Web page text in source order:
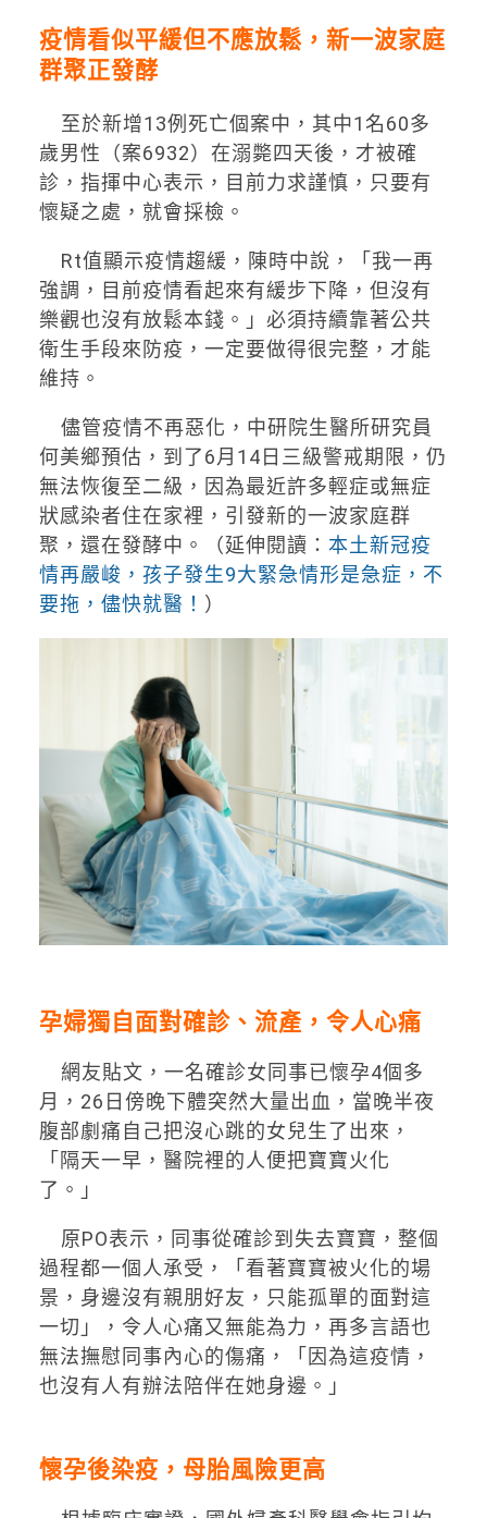
疫情看似平緩但不應放鬆，新一波家庭
群聚正發酵
至於新增13例死亡個案中，其中1名60多
歲男性（案6932）在溺斃四天後，才被確
診，指揮中心表示，目前力求謹慎，只要有
懷疑之處，就會採檢。
Rt值顯示疫情趨緩，陳時中說，「我一再
強調，目前疫情看起來有緩步下降，但沒有
樂觀也沒有放鬆本錢。」必須持續靠著公共
衛生手段來防疫，一定要做得很完整，才能
維持。
儘管疫情不再惡化，中研院生醫所研究員
何美鄉預估，到了6月14日三級警戒期限，仍
無法恢復至二級，因為最近許多輕症或無症
狀感染者住在家裡，引發新的一波家庭群
聚，還在發酵中。（延伸閱讀： 本土新冠疫
情再嚴峻，孩子發生9大緊急情形是急症，不
要拖，儘快就醫！ ）
孕婦獨自面對確診、流產，令人心痛
網友貼文，一名確診女同事已懷孕4個多
月，26日傍晚下體突然大量出血，當晚半夜
腹部劇痛自己把沒心跳的女兒生了出來，
「隔天一早，醫院裡的人便把寶寶火化
了。」
原PO表示，同事從確診到失去寶寶，整個
過程都一個人承受，「看著寶寶被火化的場
景，身邊沒有親朋好友，只能孤單的面對這
一切」，令人心痛又無能為力，再多言語也
無法撫慰同事內心的傷痛，「因為這疫情，
也沒有人有辦法陪伴在她身邊。」
懷孕後染疫，母胎風險更高